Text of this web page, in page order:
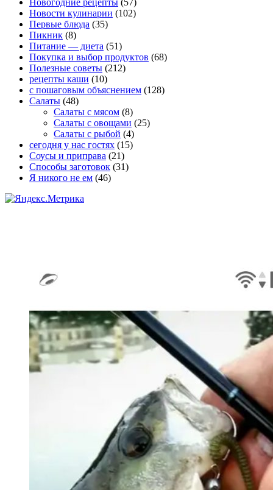
Новогодние рецепты (57)
Новости кулинарии (102)
Первые блюда (35)
Пикник (8)
Питание — диета (51)
Покупка и выбор продуктов (68)
Полезные советы (212)
рецепты каши (10)
с пошаговым объяснением (128)
Салаты (48)
Салаты с мясом (8)
Салаты с овощами (25)
Салаты с рыбой (4)
сегодня у нас гостях (15)
Соусы и приправа (21)
Способы заготовок (31)
Я никого не ем (46)